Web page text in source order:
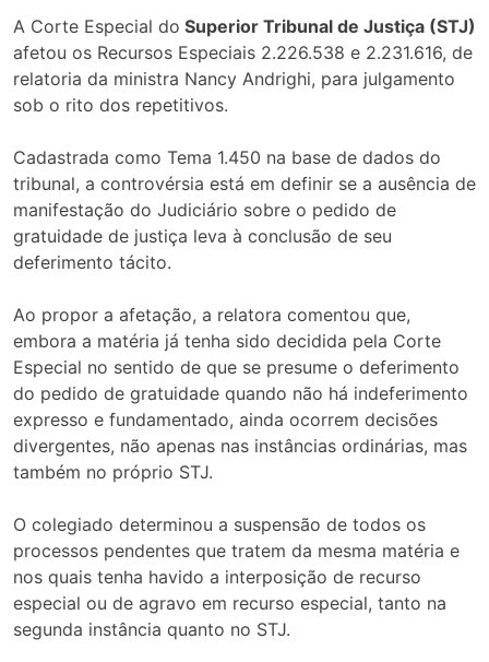
A Corte Especial do Superior Tribunal de Justiça (STJ)
afetou os Recursos Especiais 2.226.538 e 2.231.616, de
relatoria da ministra Nancy Andrighi, para julgamento
sob o rito dos repetitivos.
Cadastrada como Tema 1.450 na base de dados do
tribunal, a controvérsia está em definir se a ausência de
manifestação do Judiciário sobre o pedido de
gratuidade de justiça leva à conclusão de seu
deferimento tácito.
Ao propor a afetação, a relatora comentou que,
embora a matéria já tenha sido decidida pela Corte
Especial no sentido de que se presume o deferimento
do pedido de gratuidade quando não há indeferimento
expresso e fundamentado, ainda ocorrem decisões
divergentes, não apenas nas instâncias ordinárias, mas
também no próprio STJ.
O colegiado determinou a suspensão de todos os
processos pendentes que tratem da mesma matéria e
nos quais tenha havido a interposição de recurso
especial ou de agravo em recurso especial, tanto na
segunda instância quanto no STJ.